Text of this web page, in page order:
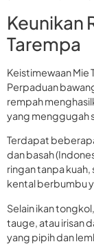
Keunikan
Tarempa
Keistimewaan Mie
Perpaduan
rempah
yang menggugah
Terdapat
dan basah
ringan tanpa
kental berbumbu
Selain ikan
tauge, atau irisan
yang pipih dan